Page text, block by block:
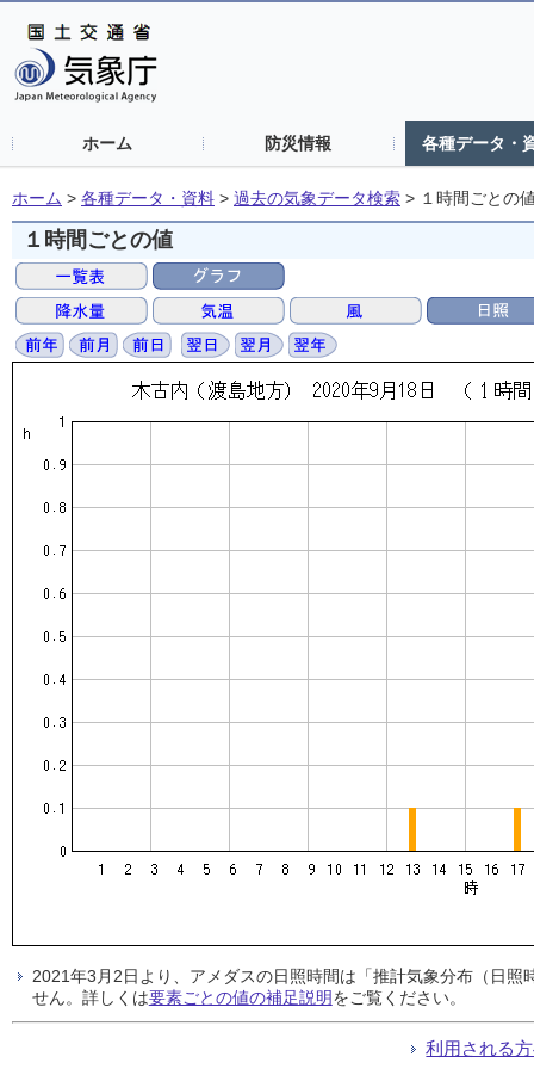
ホーム 防災情報 各種データ・
ホーム > 各種データ・資料 > 過去の気象データ検索 > １時間ごとの
１時間ごとの値
2021年3月2日より、アメダスの日照時間は「推計気象分布（日
せん。詳しくは要素ごとの値の補足説明をご覧ください。
利用される